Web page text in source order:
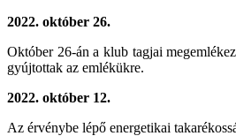
2022. október 26.
Október 26-án a klub tagjai
gyújtottak az emlékükre.
2022. október 12.
Az érvénybe lépő energetikai